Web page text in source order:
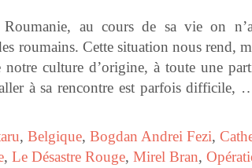
au cours de sa vie on
roumains. Cette situation nous rend,
culture d’origine, à toute une
à sa rencontre est parfois difficile,
, Belgique, Bogdan Andrei Fezi,
, Le Désastre Rouge, Mirel Bran,